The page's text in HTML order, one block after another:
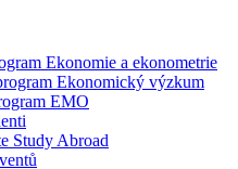
Ekonomie a ekonometrie
Ekonomický výzkum
EMO
Study Abroad